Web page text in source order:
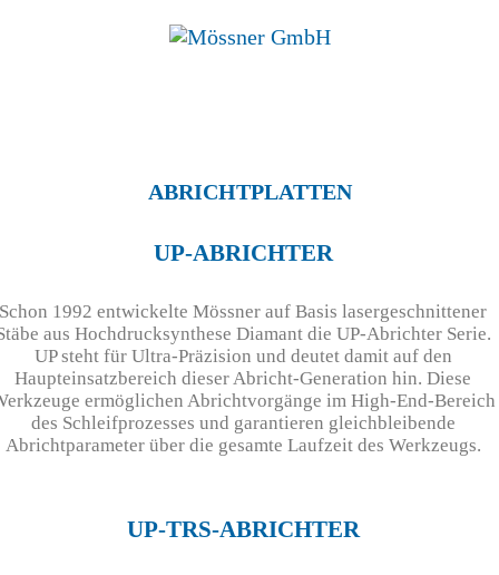
Oberflächenglättung
Qualitätssicherung
Kontakt
ABRICHTPLATTEN
UP-ABRICHTER
Schon 1992 entwickelte Mössner auf Basis lasergeschnittener
aus Hochdrucksynthese Diamant die UP-Abrichter Serie.
UP steht für Ultra-Präzision und deutet damit auf den
Haupteinsatzbereich dieser Abricht-Generation hin. Diese
ermöglichen Abrichtvorgänge im High-End-Bereich
des Schleifprozesses und garantieren gleichbleibende
Abrichtparameter über die gesamte Laufzeit des Werkzeugs.
UP-TRS-ABRICHTER